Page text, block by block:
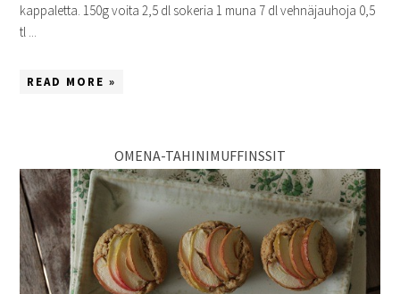
kappaletta. 150g voita 2,5 dl sokeria 1 muna 7 dl vehnäjauhoja 0,5
tl ...
READ MORE »
OMENA-TAHINIMUFFINSSIT